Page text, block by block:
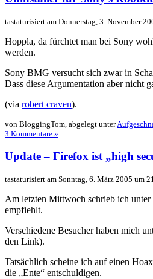
tastaturisiert am Donnerstag, 3. November
Hoppla, da fürchtet man bei Sony
werden.
Sony BMG versucht sich zwar in
Dass diese Argumentation aber nicht
(via robert craven).
von BloggingTom, abgelegt unter
3 Kommentare »
Update – Firefox ist „high
tastaturisiert am Sonntag, 6. März 2005 um
Am letzten Mittwoch schrieb ich unter
empfiehlt.
Verschiedene Besucher haben mich
den Link).
Tatsächlich scheine ich auf einen
die
Ente
entschuldigen.